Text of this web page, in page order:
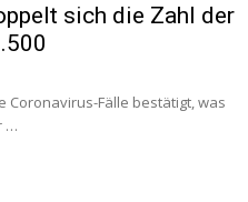
sich die Zahl der
Coronavirus-Fälle bestätigt, was
…